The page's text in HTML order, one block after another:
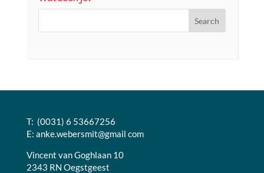
T: (0031) 6 53667256
E: anke.webersmit@gmail com
Vincent van Goghlaan 10
2343 RN Oegstgeest